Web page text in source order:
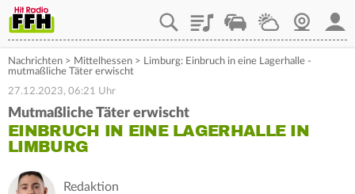
PlaylistStaupilotWetterWebcam
Nachrichten > Mittelhessen > Limburg: Einbruch in eine Lagerhalle -
mutmaßliche Täter erwischt
27.12.2023, 06:21 Uhr
Mutmaßliche Täter erwischt
EINBRUCH IN EINE LAGERHALLE IN
LIMBURG
Redaktion